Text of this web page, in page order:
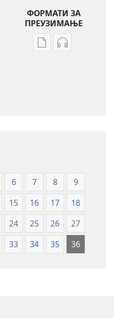
ФОРМАТИ ЗА
ПРЕУЗИМАЊЕ
Формати
(ревидирано
издање
2019)
Формати
(ревидирано
издање
2019)
6 7 8
9
15 16 17
18
24 25 26
27
33 34 35 36